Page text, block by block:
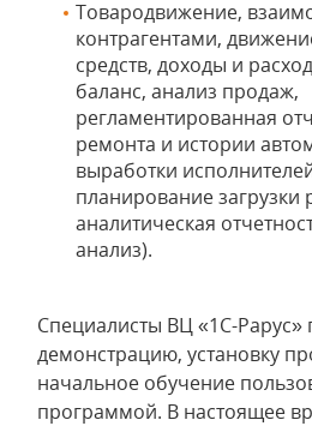
Товародвижение,
контрагентами,
средств, доходы и
баланс, анализ продаж,
регламентированная
ремонта и истории
выработки
планирование загрузки
аналитическая
анализ).
Специалисты ВЦ «1С-Рарус»
демонстрацию, установку
начальное обучение
программой. В настоящее